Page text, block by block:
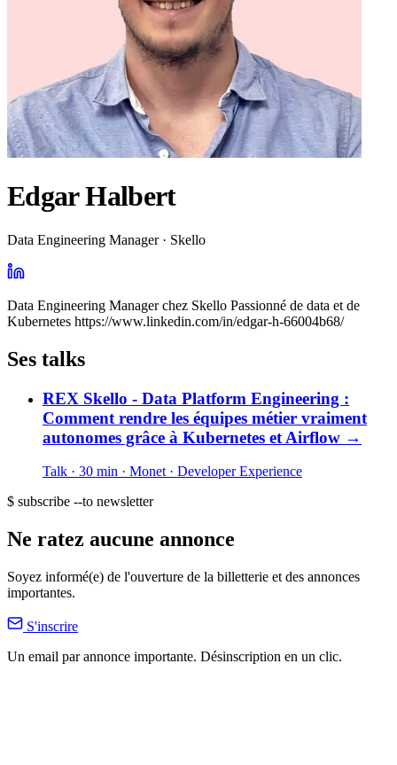
Edgar Halbert
Data Engineering Manager · Skello
Data Engineering Manager chez Skello Passionné de data et de
Kubernetes https://www.linkedin.com/in/edgar-h-66004b68/
Ses talks
REX Skello - Data Platform Engineering :
Comment rendre les équipes métier vraiment
autonomes grâce à Kubernetes et Airflow →
Talk · 30 min · Monet · Developer Experience
$ subscribe --to newsletter
Ne ratez aucune annonce
Soyez informé(e) de l'ouverture de la billetterie et des annonces
importantes.
S'inscrire
Un email par annonce importante. Désinscription en un clic.